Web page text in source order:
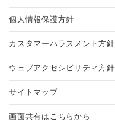
個人情報保護方針
カスタマーハラスメント方針
ウェブアクセシビリティ方針
サイトマップ
画面共有はこちらから